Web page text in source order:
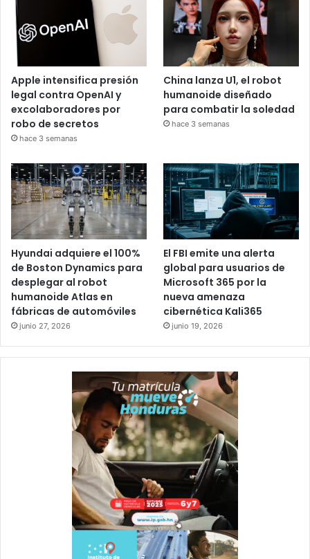
Apple intensifica presión
legal contra OpenAI y
excolaboradores por
robo de secretos
hace 3 semanas
China lanza U1, el robot
humanoide diseñado
para combatir la soledad
hace 3 semanas
Hyundai adquiere el 100%
de Boston Dynamics para
desplegar al robot
humanoide Atlas en
fábricas de automóviles
junio 27, 2026
El FBI emite una alerta
global para usuarios de
Microsoft 365 por la
nueva amenaza
cibernética Kali365
junio 19, 2026